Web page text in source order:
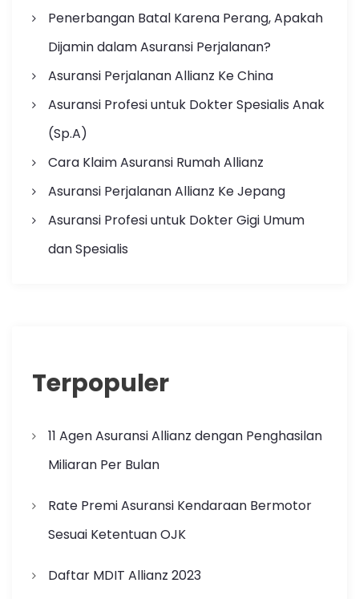
Penerbangan Batal Karena Perang, Apakah
Dijamin dalam Asuransi Perjalanan?
Asuransi Perjalanan Allianz Ke China
Asuransi Profesi untuk Dokter Spesialis Anak
(Sp.A)
Cara Klaim Asuransi Rumah Allianz
Asuransi Perjalanan Allianz Ke Jepang
Asuransi Profesi untuk Dokter Gigi Umum
dan Spesialis
Terpopuler
11 Agen Asuransi Allianz dengan Penghasilan
Miliaran Per Bulan
Rate Premi Asuransi Kendaraan Bermotor
Sesuai Ketentuan OJK
Daftar MDIT Allianz 2023